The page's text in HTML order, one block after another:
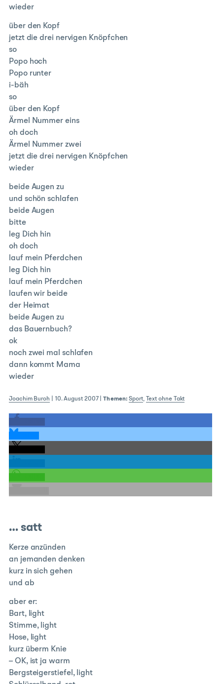
wieder
über den Kopf
jetzt die drei nervigen Knöpfchen
so
Popo hoch
Popo runter
i-bäh
so
über den Kopf
Ärmel Nummer eins
oh doch
Ärmel Nummer zwei
jetzt die drei nervigen Knöpfchen
wieder
beide Augen zu
und schön schlafen
beide Augen
bitte
leg Dich hin
oh doch
lauf mein Pferdchen
leg Dich hin
lauf mein Pferdchen
laufen wir beide
der Heimat
beide Augen zu
das Bauernbuch?
ok
noch zwei mal schlafen
dann kommt Mama
wieder
Joachim Buroh 10. August 2007|Themen: Sport, Text ohne Takt
… satt
Kerze anzünden
an jemanden denken
kurz in sich gehen
und ab
aber er:
Bart, light
Stimme, light
Hose, light
kurz überm Knie
– OK, ist ja warm
Bergsteigerstiefel, light